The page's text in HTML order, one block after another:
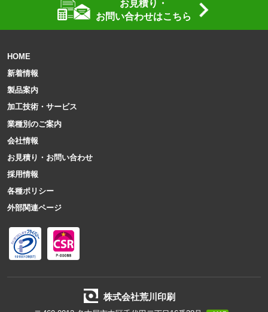
お見積り・
お問い合わせはこちら
HOME
新着情報
製品案内
加工技術・サービス
業種別のご案内
会社情報
お見積り・お問い合わせ
採用情報
各種ポリシー
外部関連ページ
株式会社荒川印刷